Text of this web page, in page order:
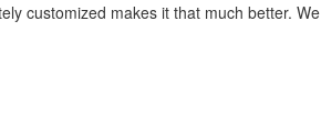
customized makes it that much better. We